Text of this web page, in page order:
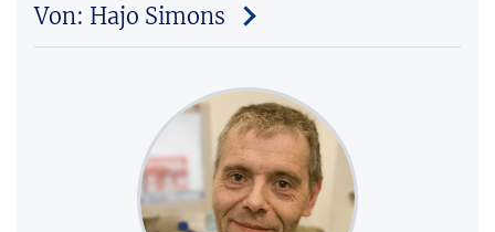
Von: Hajo Simons